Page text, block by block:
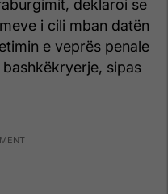
deklaroi se
i cili mban datën
e veprës penale
bashkëkryerje, sipas